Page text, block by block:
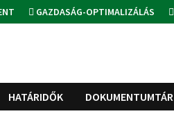
GAZDASÁG-OPTIMALIZÁLÁS
HATÁRIDŐK DOKUMENTUMTÁR